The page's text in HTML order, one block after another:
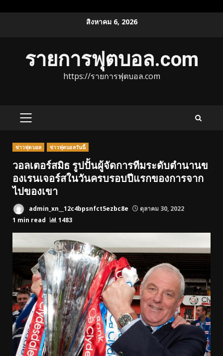
สิงหาคม 6, 2026
รายการฟุตบอล.com
https://รายการฟุตบอล.com
PRIMARY
ข่าวฟุตบอล ข่าวฟุตบอลวันนี้
วอลเตอร์สมิธ รูปปั้นผู้จัดการทีมระดับตํานานข
องเรนเจอร์สในวันครบรอบปีแรกของการจาก
ไปของเขา
admin_xn__12c4bpsnfct5ezbc8e
ตุลาคม 30, 2022
1 min read
1483